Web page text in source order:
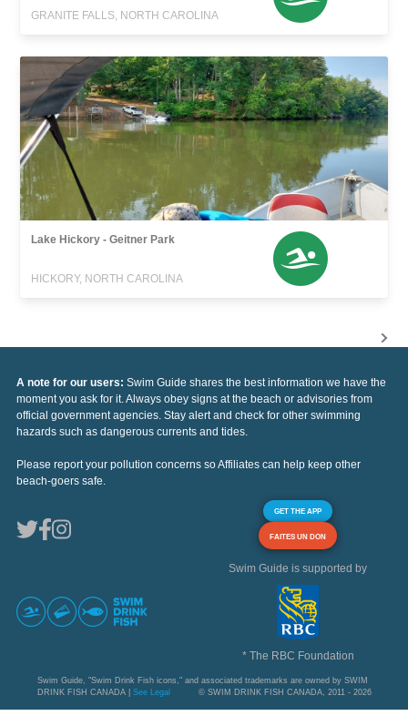
GRANITE FALLS, NORTH CAROLINA
Lake Hickory - Geitner Park
HICKORY, NORTH CAROLINA
A note for our users: Swim Guide shares the best information we have the
moment you ask for it. Always obey signs at the beach or advisories from
official government agencies. Stay alert and check for other swimming
hazards such as dangerous currents and tides.
Please report your pollution concerns so Affiliates can help keep other
beach-goers safe.
GET THE APP
FAITES UN DON
Swim Guide is supported by
* The RBC Foundation
Swim Guide, "Swim Drink Fish icons," and associated trademarks are owned by SWIM
DRINK FISH CANADA | See Legal © SWIM DRINK FISH CANADA, 2011 - 2026